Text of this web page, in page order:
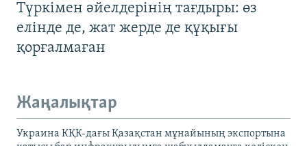
Түркімен әйелдерінің тағдыры: өз
елінде де, жат жерде де құқығы
қорғалмаған
Жаңалықтар
Украина КҚК-дағы Қазақстан мұнайының экспортына